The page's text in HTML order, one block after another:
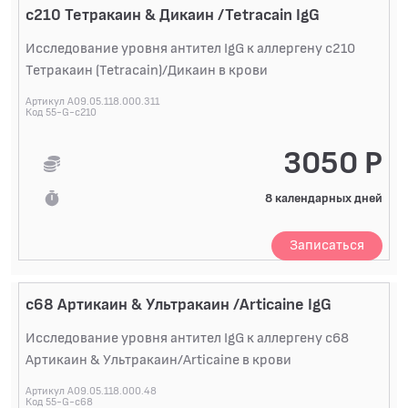
(IgE )
ImmunoCAP ПИЩЕВЫЕ АЛЛЕРГЕНЫ. Рыба и
морепродукты (IgE)
ImmunoCAP ПИЩЕВЫЕ АЛЛЕРГЕНЫ. Фрукты и
сладкие бахчевые (IgE)
(IgE)
ImmunoCAP ПИЩЕВЫЕ АЛЛЕРГЕНЫ.Овощи,
бахчевые культуры, грибы и масляничные (IgE)
АЛЛЕРГОЛОГИЧЕСКИЕ ИССЛЕДОВАНИЯ
СПЕЦИАЛИЗИРОВАННЫЕ МЕТОДЫ
ИССЛЕДОВАНИЯ
с210 Тетракаин & Дикаин /Tetracain IgG
Исследование уровня антител IgG к аллергену с210
Тетракаин (Tetracain)/Дикаин в крови
Артикул A09.05.118.000.311
Код 55-G-c210
3050 Р
8 календарных дней
Записаться
c68 Артикаин & Ультракаин /Articaine IgG
Исследование уровня антител IgG к аллергену c68
Артикаин & Ультракаин/Articaine в крови
Артикул A09.05.118.000.48
Код 55-G-c68